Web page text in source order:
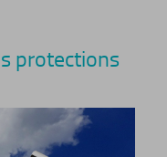
protections